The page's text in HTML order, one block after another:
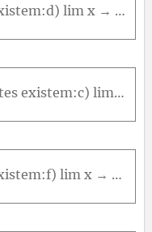
Mostrar que os limites não existem:d) lim x → 0 y → 0 ⁡ x y x 2 + y 2
Verificar se os seguintes limites existem:c) lim x → 0 y → 0 ⁡ x y x 3 + y 2
Mostrar que os limites não existem:f) lim x → 0 y → 0 ⁡ x 2 - 4 y 2 x 2 + y 2